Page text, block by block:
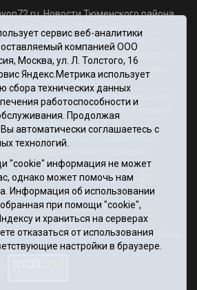
Новости Тюменского района.
Rayon72@yandex.ru
номер СМИ Эл № ФС77-67956 от
Федеральной службой по надзору в
технологий и массовых
(Роскомнадзор)
некоммерческая организация
центр «Красное знамя».
редактор Некрасова Т. В.
625031 г.Тюмень. ул. Шишкова, 6
почта объединенной редакции:
34-80-60, 69-56-73, 69-56-47
оператора
об учреждении
Публичная оферта
ссылка на сайт обязательна.
12+
сервис веб-аналитики
компанией ООО
Москва, ул. Л. Толстого, 16
Яндекс.Метрика использует
сбора технических данных
работоспособности и
Продолжая
автоматически соглашаетесь с
технологий.
"cookie" информация не может
однако может помочь нам
Информация об использовании
при помощи "cookie",
и храниться на серверах
отказаться от использования
настройки в браузере.